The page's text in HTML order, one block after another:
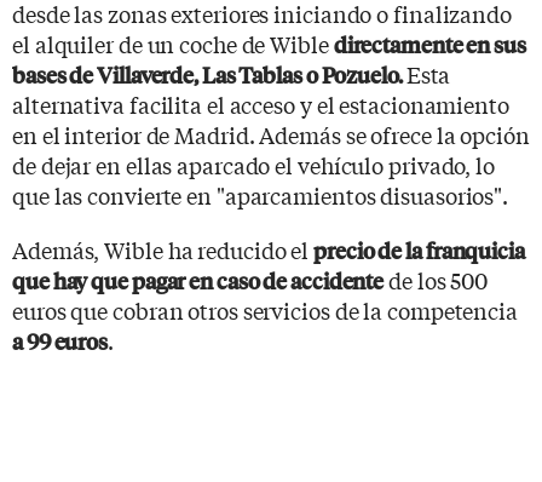
desde las zonas exteriores iniciando o finalizando
el alquiler de un coche de Wibledirectamente en sus
bases de Villaverde, Las Tablas o Pozuelo.Esta
alternativa facilita el acceso y el estacionamiento
en el interior de Madrid. Además se ofrece la opción
de dejar en ellas aparcado el vehículo privado, lo
que las convierte en "aparcamientos disuasorios".
Además, Wible ha reducido elprecio de la franquicia
que hay que pagar en caso de accidentede los 500
euros que cobran otros servicios de la competencia
a 99 euros.